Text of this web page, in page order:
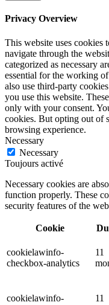
Privacy Overview
This website uses cookies
navigate through the
categorized as necessary
essential for the working
also use third-party
you use this website.
only with your consent.
cookies. But opting out of
browsing experience.
Necessary
Necessary
Toujours activé
Necessary cookies are
function properly. These
security features of the
Cookie
cookielawinfo-
checkbox-analytics
11
cookielawinfo-
11